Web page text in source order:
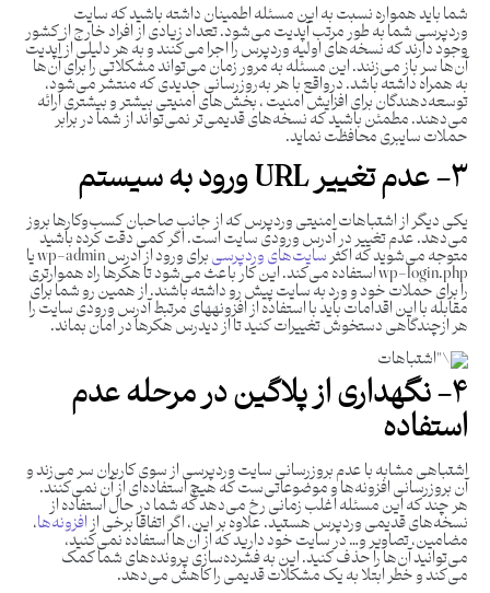
شما باید همواره نسبت به این مسئله اطمینان داشته باشید که سایت
وردپرسی شما به طور مرتب آپدیت می‌شود. تعداد زیادی از افراد خارج از کشور
وجود دارند که نسخه‌های اولیه وردپرس را اجرا می‌کنند و به هر دلیلی از آپدیت
آن‌ها سر باز می‌زنند. این مسئله به مرور زمان می‌تواند مشکلاتی را برای آن‌ها
به همراه داشته باشد. درواقع با هر به‌روزرسانی جدیدی که منتشر می‌شود،
توسعه‌دهندگان برای افزایش امنیت ، بخش‌های امنیتی بیشتر و بیشتری ارائه
می‌دهند. مطمئن باشید که نسخه‌های قدیمی‌تر نمی‌تواند از شما در برابر
حملات سایبری محافظت نماید.
۳- عدم تغییر URLورود به سیستم
یکی دیگر از اشتباهات امنیتی وردپرس که از جانب صاحبان کسب‌وکارها بروز
می‌دهد. عدم تغییر در آدرس ورودی سایت است. اگر کمی دقت کرده باشید
متوجه می‌شوید که اکثرسایت‌های وردپرسی برای ورود از آدرس wp-admin یا
wp-login.php استفاده می‌کند. این کار باعث می‌شود تا هکرها راه هموارتری
را برای حملات خود و ورد به سایت پیش رو داشته باشند. از همین رو شما برای
مقابله با این اقدامات باید با استفاده از افزونه‎های مرتبط آدرس ورودی سایت را
هر ازچندگاهی دستخوش تغییرات کنید تا از دیدرس هکرها در امان بماند.
۴- نگهداری از پلاگین در مرحله عدم
استفاده
اشتباهی مشابه با عدم بروزرسانی سایت وردپرسی از سوی کاربران سر می‌زند و
آن بروزرسانی افزونه‌ها و موضوعاتی‌ست که هیچ استفاده‌ای از آن نمی‌کنند.
هر چند که این مسئله اغلب زمانی رخ می‌دهد که شما در حال استفاده از
نسخه‌های قدیمی وردپرس هستید. علاوه بر این، اگر اتفاقاً برخی ازافزونه‌ها،
مضامین، تصاویر و… در سایت خود دارید که از آن‌ها استفاده نمی‌کنید،
می‌توانید آن‌ها را حذف کنید. این به فشرده‌سازی پرونده‌های شما کمک
می‌کند و خطر ابتلا به یک مشکلات قدیمی را کاهش می‌دهد.